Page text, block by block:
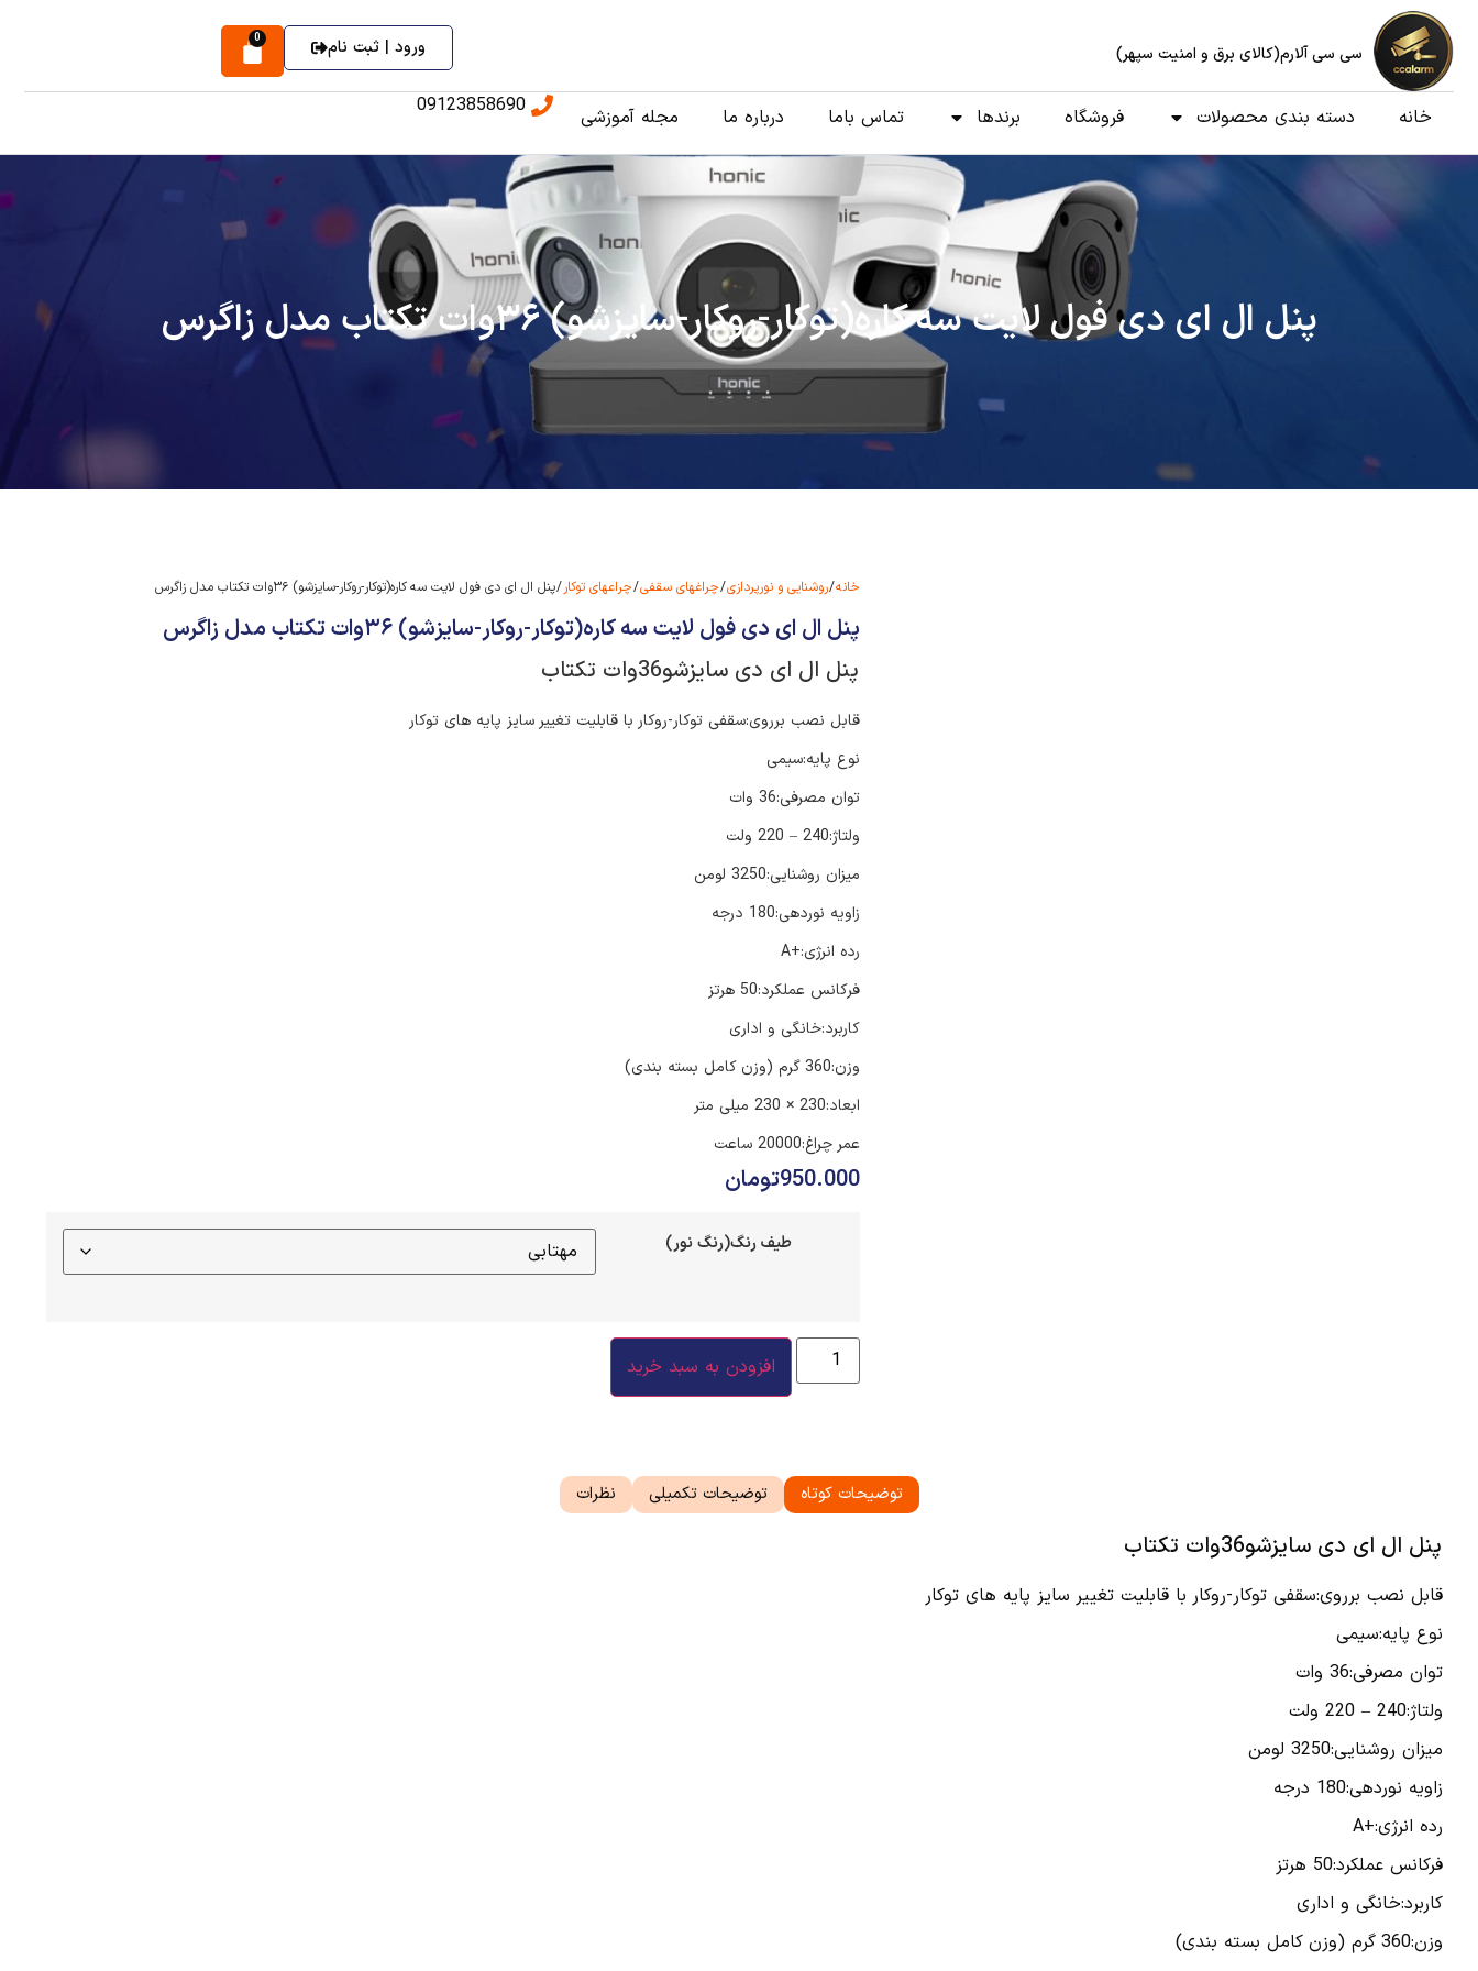
سی سی آلارم(کالای برق و امنیت سپهر) ورود | ثبت نام 0
خانه دسته بندی محصولات فروشگاه برندها تماس باما درباره ما مجله آموزشی 09123858690
پنل ال ای دی فول لایت سه کاره(توکار-روکار-سایزشو) ۳۶وات تکتاب مدل زاگرس
خانه/روشنایی و نورپردازی/چراغهای سقفی/چراعهای توکار/ پنل ال ای دی فول لایت سه کاره(توکار-روکار-سایزشو) ۳۶وات تکتاب مدل زاگرس
پنل ال ای دی فول لایت سه کاره(توکار-روکار-سایزشو) ۳۶وات تکتاب مدل زاگرس
پنل ال ای دی سایزشو36وات تکتاب
قابل نصب برروی:سقفی توکار-روکار با قابلیت تغییر سایز پایه های توکار
نوع پایه:سیمی
توان مصرفی:36 وات
ولتاژ:240 – 220 ولت
میزان روشنایی:3250 لومن
زاویه نوردهی:180 درجه
رده انرژی:+A
فرکانس عملکرد:50 هرتز
کاربرد:خانگی و اداری
وزن:360 گرم (وزن کامل بسته بندی)
ابعاد:230 × 230 میلی متر
عمر چراغ:20000 ساعت
950.000تومان
طیف رنگ(رنگ نور)
افزودن به سبد خرید
توضیحات کوتاه توضیحات تکمیلی نظرات
پنل ال ای دی سایزشو36وات تکتاب
قابل نصب برروی:سقفی توکار-روکار با قابلیت تغییر سایز پایه های توکار
نوع پایه:سیمی
توان مصرفی:36 وات
ولتاژ:240 – 220 ولت
میزان روشنایی:3250 لومن
زاویه نوردهی:180 درجه
رده انرژی:+A
فرکانس عملکرد:50 هرتز
کاربرد:خانگی و اداری
وزن:360 گرم (وزن کامل بسته بندی)